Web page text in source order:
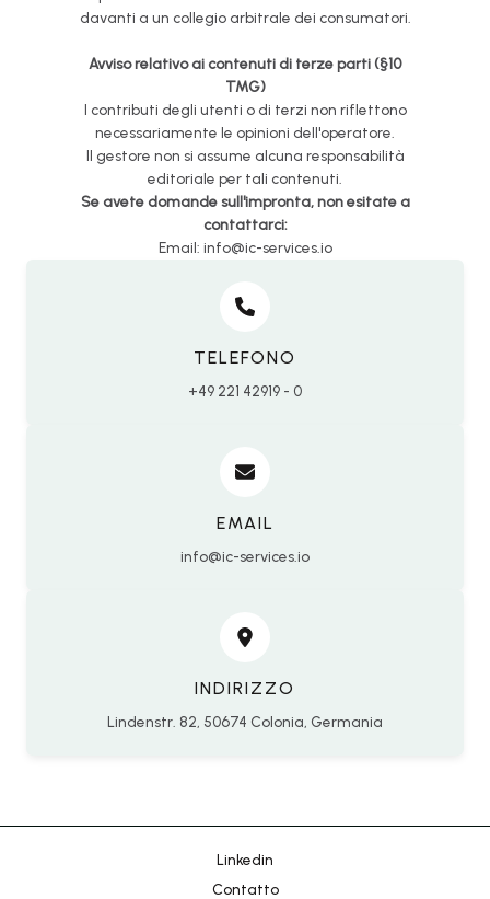
davanti a un collegio arbitrale dei consumatori.
Avviso relativo ai contenuti di terze parti (§10
TMG)
I contributi degli utenti o di terzi non riflettono
necessariamente le opinioni dell'operatore.
Il gestore non si assume alcuna responsabilità
editoriale per tali contenuti.
Se avete domande sull'impronta, non esitate a
contattarci:
Email: info@ic-services.io
TELEFONO
+49 221 42919 - 0
EMAIL
info@ic-services.io
INDIRIZZO
Lindenstr. 82, 50674 Colonia, Germania
Linkedin
Contatto
Russian
Korean